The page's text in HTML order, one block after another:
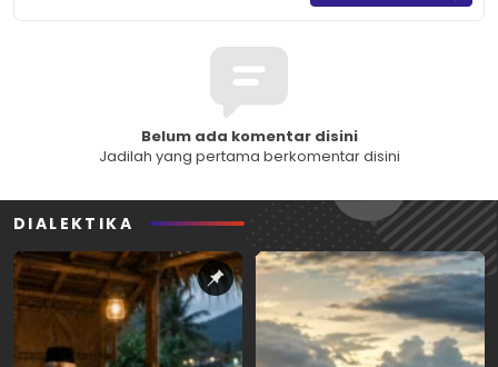
Belum ada komentar disini
Jadilah yang pertama berkomentar disini
DIALEKTIKA